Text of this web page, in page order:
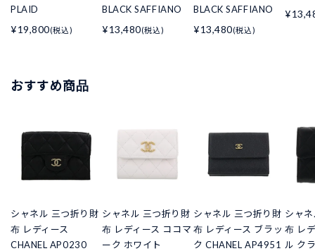
PLAID
¥19,800(税込)
BLACK SAFFIANO
¥13,480(税込)
BLACK SAFFIANO
¥13,480(税込)
おすすめ商品
シャネル 三つ折り財
布 レディース
CHANEL AP0230
シャネル 三つ折り財
布 レディース ココマ
ーク ホワイト
シャネル 三つ折り財
布 レディース ブラッ
ク CHANEL AP4951
シャ
布 レ
ル ク